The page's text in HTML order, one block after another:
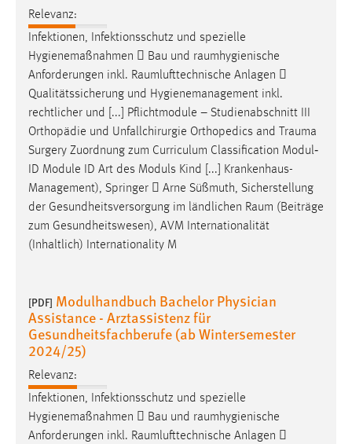
Relevanz:
Infektionen, Infektionsschutz und spezielle
Hygienemaßnahmen  Bau und raumhygienische
Anforderungen inkl. Raumlufttechnische Anlagen 
Qualitätssicherung und Hygienemanagement inkl.
rechtlicher und [...] Pflichtmodule – Studienabschnitt III
Orthopädie und Unfallchirurgie Orthopedics and
Trauma
Surgery Zuordnung zum Curriculum Classification Modul‐
ID Module ID Art des Moduls Kind [...] Krankenhaus-
Management), Springer  Arne Süßmuth, Sicherstellung
der Gesundheitsversorgung im ländlichen Raum (Beiträge
zum Gesundheitswesen), AVM Internationalität
(Inhaltlich) Internationality M
[PDF] Modulhandbuch Bachelor Physician
Assistance - Arztassistenz für
Gesundheitsfachberufe (ab Wintersemester
2024/25)
Relevanz:
Infektionen, Infektionsschutz und spezielle
Hygienemaßnahmen  Bau und raumhygienische
Anforderungen inkl. Raumlufttechnische Anlagen 